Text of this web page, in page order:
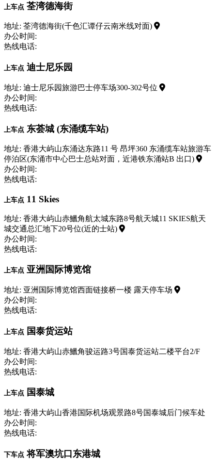
上车点 荃湾德海街
地址: 荃湾德海街(千色汇谭仔云南米线对面)
办公时间:
热线电话:
上车点 迪士尼乐园
地址: 迪士尼乐园旅游巴士停车场300-302号位
办公时间:
热线电话:
上车点 东荟城 (东涌缆车站)
地址: 香港大屿山东涌达东路11 号 昂坪360 东涌缆车站旅游车
停泊区(东涌市中心巴士总站对面，近港铁东涌站B 出口)
办公时间:
热线电话:
上车点 11 Skies
地址: 香港大屿山赤鱲角航太城东路8号航天城11 SKIES航天
城交通总汇地下20号位(近的士站)
办公时间:
热线电话:
上车点 亚洲国际博览馆
地址: 亚洲国际博览馆西面链接桥一楼 露天停车场
办公时间:
热线电话:
上车点 国泰货运站
地址: 香港大屿山赤鱲角骏运路3号国泰货运站二楼平台2/F
办公时间:
热线电话:
上车点 国泰城
地址: 香港大屿山香港国际机场观景路8号国泰城后门候车处
办公时间:
热线电话:
下车点 将军澳坑口东港城